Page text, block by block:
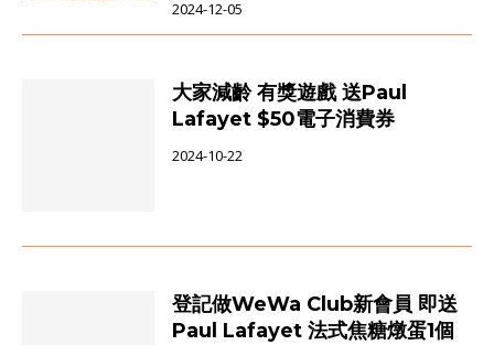
2024-12-05
大家減齡 有獎遊戲 送Paul
Lafayet $50電子消費券
2024-10-22
登記做WeWa Club新會員 即送
Paul Lafayet 法式焦糖燉蛋1個